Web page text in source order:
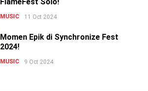
MUSIC 11 Oct 2024
Momen Epik di Synchronize Fest
2024!
MUSIC 9 Oct 2024